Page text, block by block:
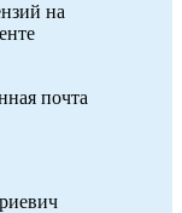
на
почта